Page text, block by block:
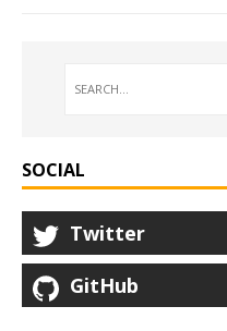
SOCIAL
Twitter
GitHub